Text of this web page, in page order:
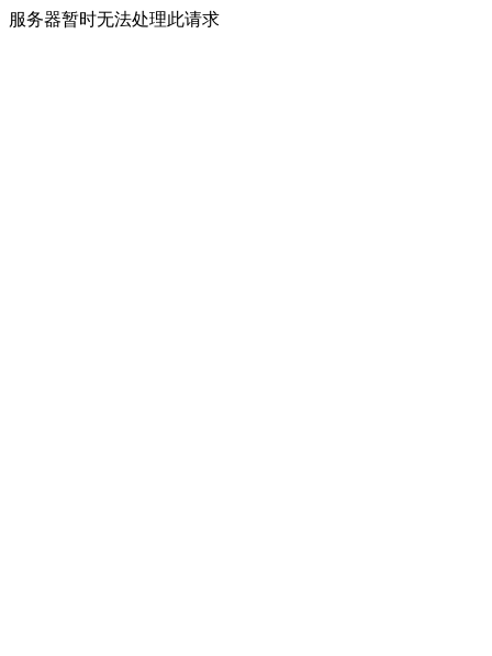
服务器暂时无法处理此请求